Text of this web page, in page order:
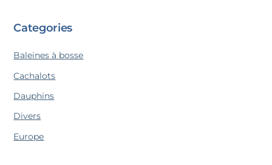
Categories
Baleines à bosse
Cachalots
Dauphins
Divers
Europe